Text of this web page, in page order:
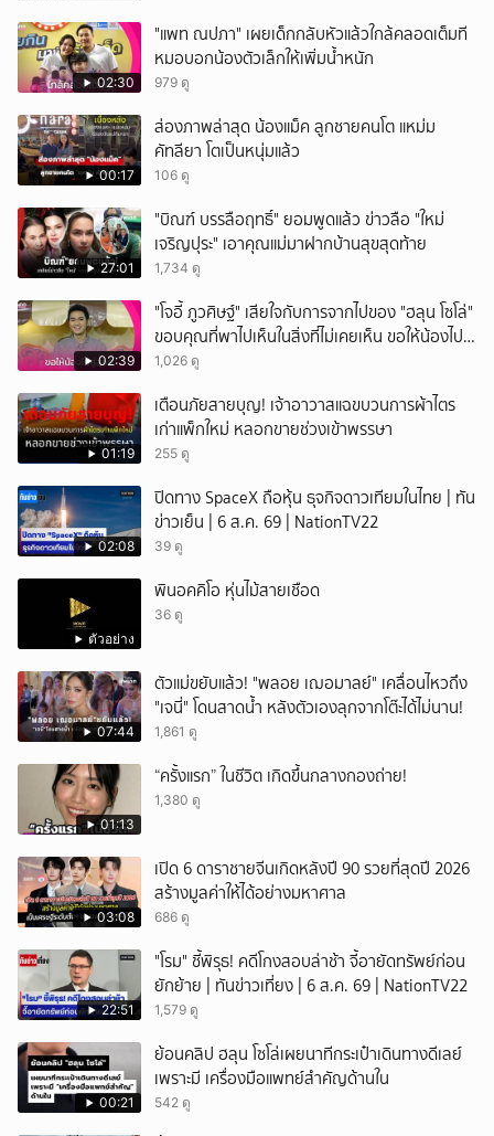
02:30
"แพท ณปภา" เผยเด็กกลับหัวแล้วใกล้คลอดเต็มที
หมอบอกน้องตัวเล็กให้เพิ่มน้ำหนัก
979 ดู
00:17
ส่องภาพล่าสุด น้องแม็ค ลูกชายคนโต แหม่ม
คัทลียา โตเป็นหนุ่มแล้ว
106 ดู
27:01
"บิณฑ์ บรรลือฤทธิ์" ยอมพูดแล้ว ข่าวลือ "ใหม่
เจริญปุระ" เอาคุณแม่มาฝากบ้านสุขสุดท้าย
1,734 ดู
02:39
"โจอี้ ภูวศิษฐ์" เสียใจกับการจากไปของ "ฮลุน โซโล่"
ขอบคุณที่พาไปเห็นในสิ่งที่ไม่เคยเห็น ขอให้น้องไปสู่
สุคติ
1,026 ดู
01:19
เตือนภัยสายบุญ! เจ้าอาวาสแฉขบวนการผ้าไตร
เก่าแพ็กใหม่ หลอกขายช่วงเข้าพรรษา
255 ดู
02:08
ปิดทาง SpaceX ถือหุ้น ธุจกิจดาวเทียมในไทย | ทัน
ข่าวเย็น | 6 ส.ค. 69 | NationTV22
39 ดู
ตัวอย่าง
พินอคคิโอ หุ่นไม้สายเชือด
36 ดู
07:44
ตัวแม่ขยับแล้ว! "พลอย เฌอมาลย์" เคลื่อนไหวถึง
"เจนี่" โดนสาดน้ำ หลังตัวเองลุกจากโต๊ะได้ไม่นาน!
1,861 ดู
01:13
“ครั้งแรก” ในชีวิต เกิดขึ้นกลางกองถ่าย!
1,380 ดู
03:08
เปิด 6 ดาราชายจีนเกิดหลังปี 90 รวยที่สุดปี 2026
สร้างมูลค่าให้ได้อย่างมหาศาล
686 ดู
22:51
"โรม" ชี้พิรุธ! คดีโกงสอบล่าช้า จี้อายัดทรัพย์ก่อน
ยักย้าย | ทันข่าวเที่ยง | 6 ส.ค. 69 | NationTV22
1,579 ดู
00:21
ย้อนคลิป ฮลุน โซโล่เผยนาทีกระเป๋าเดินทางดีเลย์
เพราะมี เครื่องมือแพทย์สำคัญด้านใน
542 ดู